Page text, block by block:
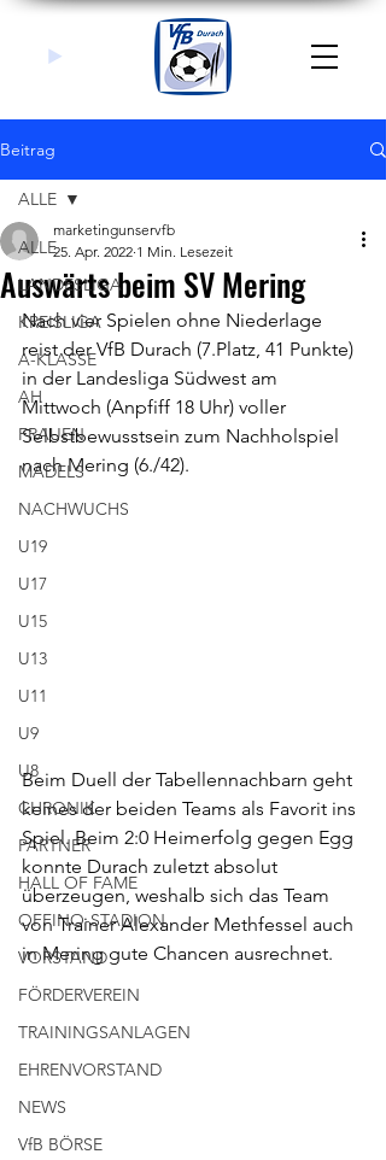
Beitrag
ALLE
LANDESLIGA
KREISLIGA
A-KLASSE
AH
FRAUEN
MÄDELS
NACHWUCHS
U19
U17
U15
U13
U11
U9
U8
CHRONIK
PARTNER
HALL OF FAME
OFFINO-STADION
VORSTAND
FÖRDERVEREIN
TRAININGSANLAGEN
EHRENVORSTAND
NEWS
VfB BÖRSE
ALLE
Auswärts beim SV Mering
marketingunservfb
25. Apr. 2022 1 Min. Lesezeit
Nach vier Spielen ohne Niederlage
reist der VfB Durach (7.Platz, 41 Punkte)
in der Landesliga Südwest am
Mittwoch (Anpfiff 18 Uhr) voller
Selbstbewusstsein zum Nachholspiel
nach Mering (6./42).
Beim Duell der Tabellennachbarn geht
keines der beiden Teams als Favorit ins
Spiel. Beim 2:0 Heimerfolg gegen Egg
konnte Durach zuletzt absolut
überzeugen, weshalb sich das Team
von Trainer Alexander Methfessel auch
in Mering gute Chancen ausrechnet.